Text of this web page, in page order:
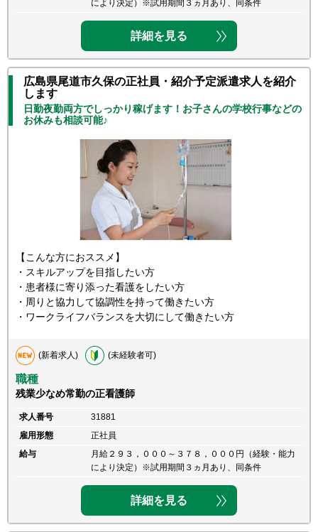
により決定）※試用期間３ヵ月あり、同条件
詳細を見る
広島県尾道市久保の正社員・紹介予定派遣求人を紹介
します
日勤夜勤両方でしっかり稼げます！お子さんの学校行事などの
お休みも相談可能♪
【こんな方におススメ】
・スキルアップを目指したい方
・患者様に寄り添った看護をしたい方
・周りと協力して協調性を持って働きたい方
・ワークライフバランスを大切にして働きたい方
(新着求人) (未経験者可)
職種
残業少なめ常勤の正看護師
求人番号
31881
雇用形態
正社員
給与
月給２９３，０００～３７８，０００円（経験・能力
により決定）※試用期間３ヵ月あり、同条件
詳細を見る